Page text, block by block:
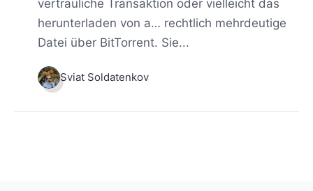
vertrauliche Transaktion oder vielleicht das
herunterladen von a… rechtlich mehrdeutige
Datei über BitTorrent. Sie...
Sviat Soldatenkov